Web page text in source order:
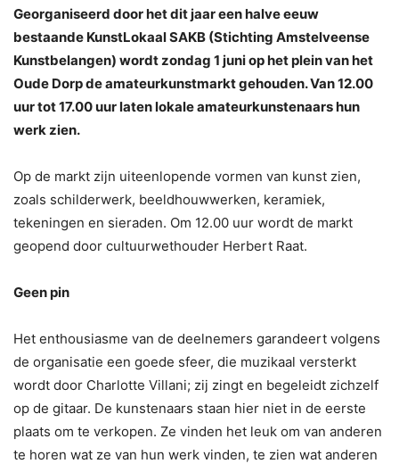
Georganiseerd doorhet dit jaar een halve eeuw
bestaande KunstLokaal SAKB (Stichting Amstelveense
Kunstbelangen) wordt zondag 1 juni op het plein van het
Oude Dorp de amateurkunstmarkt gehouden. Van 12.00
uur tot 17.00 uur laten lokale amateurkunstenaars hun
werk zien.
Op de markt zijn uiteenlopende vormen van kunst zien,
zoals schilderwerk, beeldhouwwerken, keramiek,
tekeningen en sieraden. Om 12.00 uur wordt de markt
geopend door cultuurwethouder Herbert Raat.
Geen pin
Het enthousiasme van de deelnemers garandeert volgens
de organisatie een goede sfeer, die muzikaal versterkt
wordt door Charlotte Villani; zij zingt en begeleidt zichzelf
op de gitaar. De kunstenaars staan hier niet in de eerste
plaats om te verkopen. Ze vinden het leuk om van anderen
te horen wat ze van hun werk vinden, te zien wat anderen